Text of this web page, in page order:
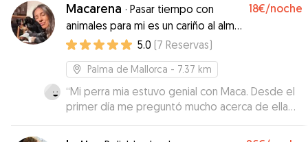
Macarena · Pasar tiempo con
animales para mi es un cariño al alma
💗
18€/noche
5.0 (7 Reservas)
Palma de Mallorca - 7.37 km
“Mi perra mia estuvo genial con Maca. Desde el
primer día me preguntó mucho acerca de ella
para hacerle la estancia lo más parecido a casa.
Constantemente me pasaba fotos y me decía